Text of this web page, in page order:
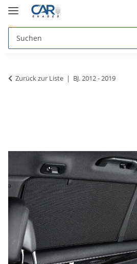
Zurück zur Liste BJ. 2012 - 2019